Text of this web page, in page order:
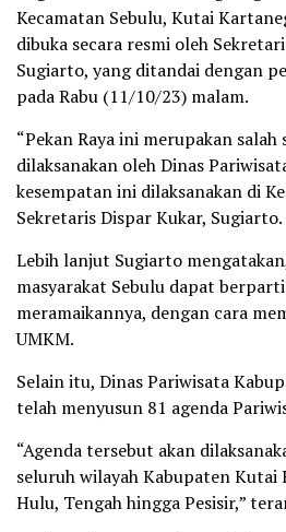
Kecamatan Sebulu, Kutai
dibuka secara resmi oleh
Sugiarto, yang ditandai dengan
pada Rabu (11/10/23) malam.
“Pekan Raya ini merupakan
dilaksanakan oleh Dinas
kesempatan ini dilaksanakan di
Sekretaris Dispar Kukar, Sugiarto.
Lebih lanjut Sugiarto
masyarakat Sebulu dapat
meramaikannya, dengan cara
UMKM.
Selain itu, Dinas Pariwisata
telah menyusun 81 agenda
“Agenda tersebut akan
seluruh wilayah Kabupaten
Hulu, Tengah hingga Pesisir,”